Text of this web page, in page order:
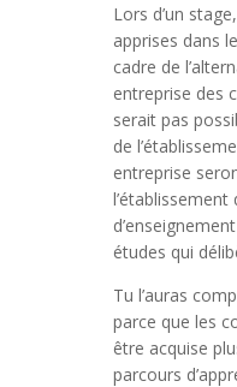
Lors d’un
apprises dans
cadre de
entreprise des
serait pas
de
entreprise
études qui
Tu l’auras
parce que les
être acquise
parcours